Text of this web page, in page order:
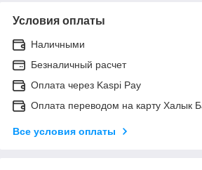
Условия оплаты
Наличными
Безналичный расчет
Оплата через Kaspi Pay
Оплата переводом на карту Халык
Все условия оплаты